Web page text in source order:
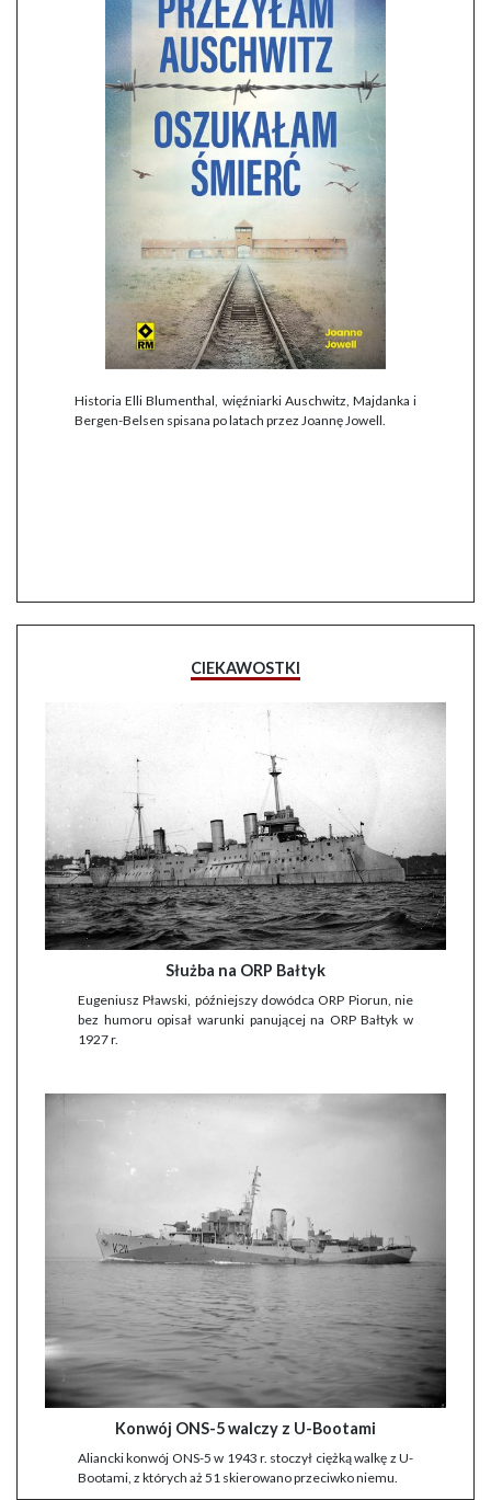
Historia Elli Blumenthal, więźniarki Auschwitz, Majdanka i
Bergen-Belsen spisana po latach przez Joannę Jowell.
CIEKAWOSTKI
Służba na ORP Bałtyk
Eugeniusz Pławski, późniejszy dowódca ORP Piorun, nie
bez humoru opisał warunki panującej na ORP Bałtyk w
1927 r.
Konwój ONS-5 walczy z U-Bootami
Aliancki konwój ONS-5 w 1943 r. stoczył ciężką walkę z U-
Bootami, z których aż 51 skierowano przeciwko niemu.